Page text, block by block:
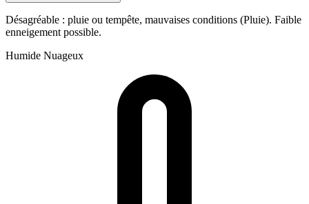
Désagréable : pluie ou tempête, mauvaises conditions (Pluie). Faible
enneigement possible.
Humide Nuageux